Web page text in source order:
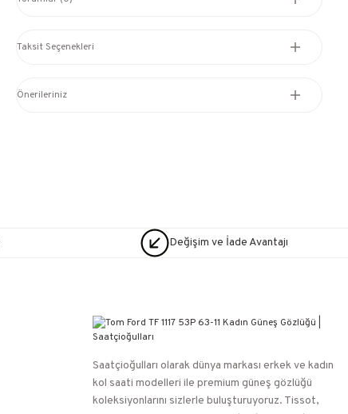
Taksit Seçenekleri
Önerileriniz
Değişim ve İade Avantajı
Saatçioğulları⁠ olarak dünya markası erkek ve kadın
kol saati modelleri ile premium güneş gözlüğü
koleksiyonlarını sizlerle buluşturuyoruz. Tissot,